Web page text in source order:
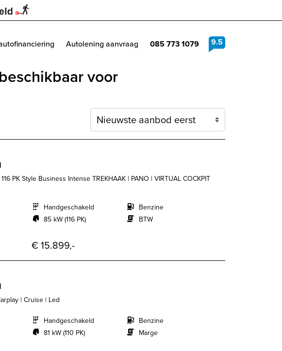
9.5
Autolening aanvraag 085 773 1079
voor
Sortering
PK Style Business Intense TREKHAAK | PANO | VIRTUAL COCKPIT
Handgeschakeld
85 kW (116 PK)
Benzine
BTW
€ 15.899,-
| Cruise | Led
Handgeschakeld
81 kW (110 PK)
Benzine
Marge